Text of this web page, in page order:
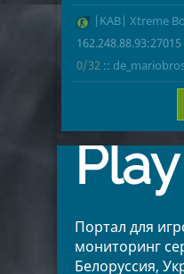
25 |KAB| Xtreme
162.248.88.93:27015
0/32 ::
Play
Портал для
мониторинг
Белоруссия,